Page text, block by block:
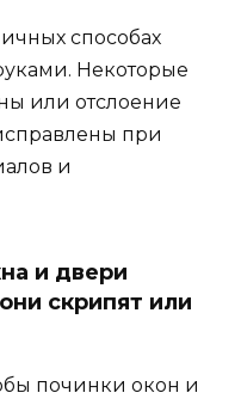
способах
Некоторые
или отслоение
при
и
и двери
скрипят или
починки окон и